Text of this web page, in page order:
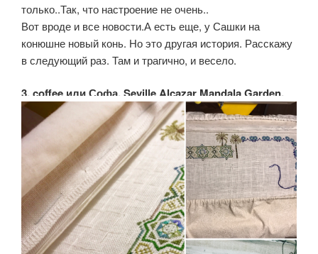
только..Так, что настроение не очень..
Вот вроде и все новости.А есть еще, у Сашки на
конюшне новый конь. Но это другая история. Расскажу
в следующий раз. Там и трагично, и весело.
3. coffee или Софа. Seville Alcazar Mandala Garden.